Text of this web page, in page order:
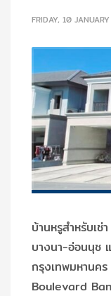
FRIDAY, 10
บ้านหรูสำหรับเ
บางนา-อ่อนนุช
กรุงเทพมหานค
Boulevard